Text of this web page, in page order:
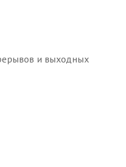
и выходных